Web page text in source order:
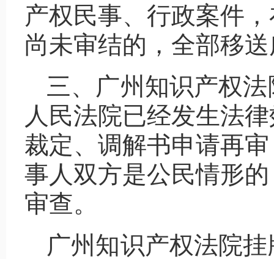
产权民事、行政案件
尚未审结的，全部移
三、广州知识产权
人民法院已经发生法
裁定、调解书申请再
事人双方是公民情形
审查。
广州知识产权法院